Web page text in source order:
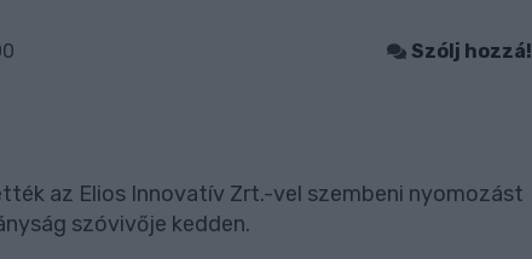
Szólj hozzá!
az Elios Innovatív Zrt.-vel szembeni nyomozást
szóvivője kedden.